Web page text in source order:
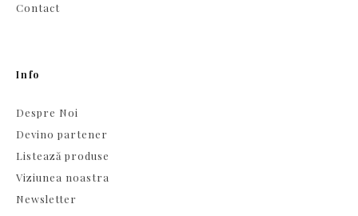
Contact
Info
Despre Noi
Devino partener
Listează produse
Viziunea noastra
Newsletter